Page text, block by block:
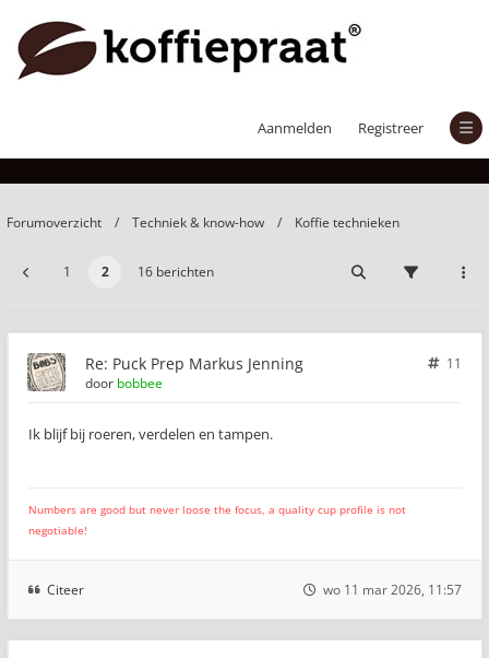
Aanmelden Registreer
Puck Prep Markus Jenning
Forumoverzicht Techniek & know-how Koffie technieken
1 2 16 berichten
Re: Puck Prep Markus Jenning
11
door bobbee
Ik blijf bij roeren, verdelen en tampen.
Numbers are good but never loose the focus, a quality cup profile is not
negotiable!
Citeer wo 11 mar 2026, 11:57